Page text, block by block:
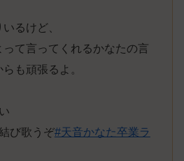
るけど、
て言ってくれるかなたの言
も頑張るよ。
び歌うぞ#天音かなた卒業ラ